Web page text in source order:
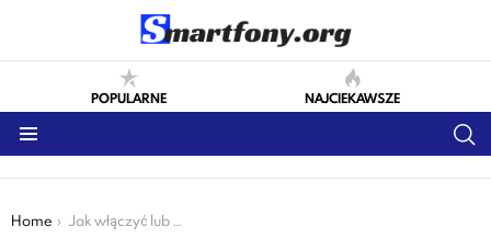
POPULARNE NAJCIEKAWSZE
You are here:
Home Jak włączyć lub wyłączyć udostępnianie zdjęć w iCloud